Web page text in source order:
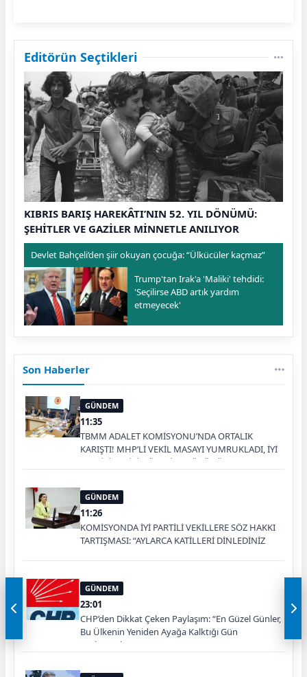
Editörün Seçtikleri
KIBRIS BARIŞ HAREKÂTI’NIN 52. YIL DÖNÜMÜ:
ŞEHİTLER VE GAZİLER MİNNETLE ANILIYOR
Devlet Bahçeli’den şiir okuyan çocuğa: “Ülkücüler kaçmaz”
Trump'tan Irak'a 'Maliki' tehdidi:
'Seçilirse ABD artık yardım
etmeyecek'
Son Haberler
GÜNDEM
11:35
TBMM ADALET KOMİSYONU’NDA ORTALIK
KARIŞTI! MHP’Lİ VEKİL MASAYI YUMRUKLADI, İYİ
PARTİLİ VEKİLİN ÜZERİNE YÜRÜDÜ
GÜNDEM
11:26
KOMİSYONDA İYİ PARTİLİ VEKİLLERE SÖZ HAKKI
TARTIŞMASI: “AYLARCA KATİLLERİ DİNLEDİNİZ
GÜNDEM
23:01
CHP’den Dikkat Çeken Paylaşım: “En Güzel Günler,
Bu Ülkenin Yeniden Ayağa Kalktığı Gün
Başlayacak”